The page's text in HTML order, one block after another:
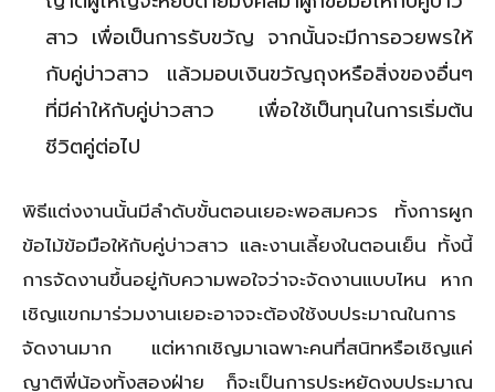
สาว เพื่อเป็นการรับขวัญ จากนั้นจะมีการอวยพรให้
กับคู่บ่าวสาว แล้วมอบเงินขวัญถุงหรือสิ่งของอื่นๆ
ที่มีค่าให้กับคู่บ่าวสาว เพื่อใช้เป็นทุนในการเริ่มต้น
ชีวิตคู่ต่อไป
พิธีแต่งงานนั้นมีลำดับขั้นตอนเยอะพอสมควร ทั้งการผูก
ข้อไม้ข้อมือให้กับคู่บ่าวสาว และงานเลี้ยงในตอนเย็น ทั้งนี้
การจัดงานขึ้นอยู่กับความพอใจว่าจะจัดงานแบบไหน หาก
เชิญแขกมาร่วมงานเยอะอาจจะต้องใช้งบประมาณในการ
จัดงานมาก แต่หากเชิญมาเฉพาะคนที่สนิทหรือเชิญแค่
ญาติพี่น้องทั้งสองฝ่าย ก็จะเป็นการประหยัดงบประมาณ